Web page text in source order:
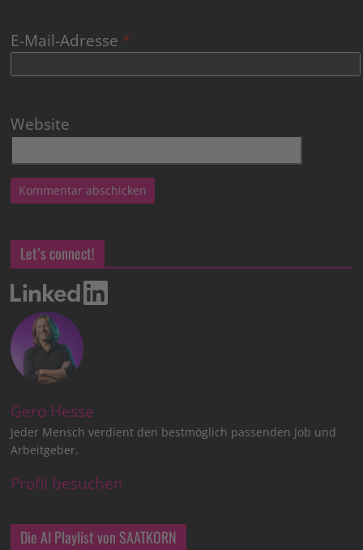
E-Mail-Adresse *
Website
Let’s connect!
Gero Hesse
Jeder Mensch verdient den bestmöglich passenden Job und
Arbeitgeber.
Profil besuchen
Die AI Playlist von SAATKORN